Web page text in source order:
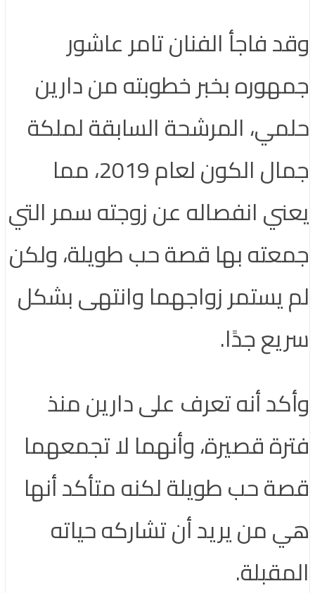
وقد فاجأ الفنان تامر عاشور
جمهوره بخبر خطوبته من دارين
حلمي، المرشحة السابقة لملكة
جمال الكون لعام 2019، مما
يعني انفصاله عن زوجته سمر التي
جمعته بها قصة حب طويلة، ولكن
لم يستمر زواجهما وانتهى بشكل
سريع جدًا.
وأكد أنه تعرف على دارين منذ
فترة قصيرة، وأنهما لا تجمعهما
قصة حب طويلة لكنه متأكد أنها
هي من يريد أن تشاركه حياته
المقبلة.